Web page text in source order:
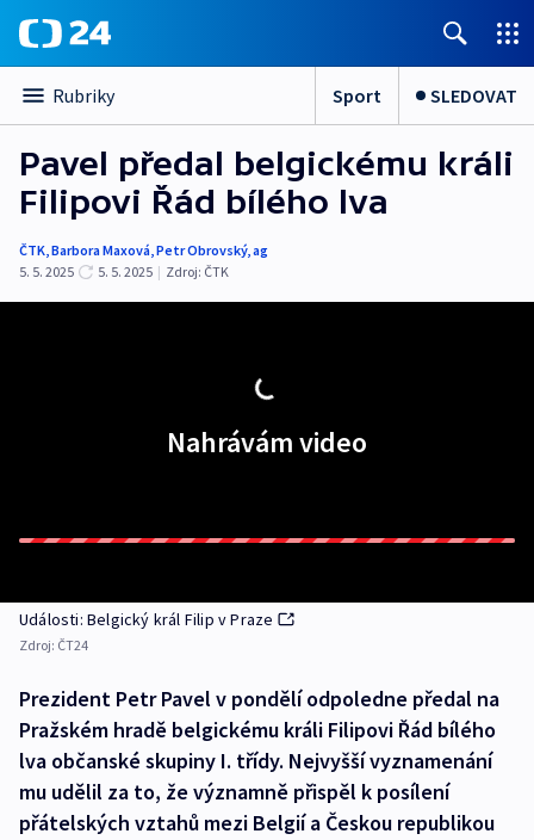
Rubriky Sport SLEDOVAT
Pavel předal belgickému králi
Filipovi Řád bílého lva
ČTK,Barbora Maxová,Petr Obrovský,ag
5. 5. 2025
5. 5. 2025 | Zdroj: ČTK
Nahrávám video
Události: Belgický král Filip v Praze
Zdroj: ČT24
Prezident Petr Pavel v pondělí odpoledne předal na
Pražském hradě belgickému králi Filipovi Řád bílého
lva občanské skupiny I. třídy. Nejvyšší vyznamenání
mu udělil za to, že významně přispěl k posílení
přátelských vztahů mezi Belgií a Českou republikou